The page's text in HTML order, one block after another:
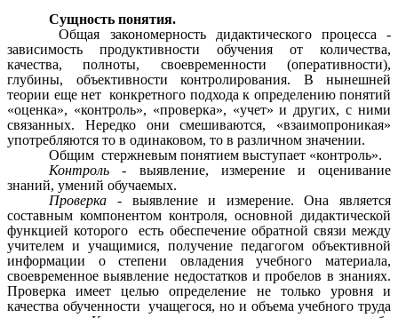
Сущность понятия.
Общая закономерность дидактического процесса -
зависимость продуктивности обучения от количества,
качества, полноты, своевременности (оперативности),
глубины, объективности контролирования. В нынешней
теории еще нет конкретного подхода к определению понятий
«оценка», «контроль», «проверка», «учет» и других, с ними
связанных. Нередко они смешиваются, «взаимопроникая»
употребляются то в одинаковом, то в различном значении.
Общим стержневым понятием выступает «контроль».
Контроль - выявление, измерение и оценивание
знаний, умений обучаемых.
Проверка - выявление и измерение. Она является
составным компонентом контроля, основной дидактической
функцией которого есть обеспечение обратной связи между
учителем и учащимися, получение педагогом объективной
информации о степени овладения учебного материала,
своевременное выявление недостатков и пробелов в знаниях.
Проверка имеет целью определение не только уровня и
качества обученности учащегося, но и объема учебного труда